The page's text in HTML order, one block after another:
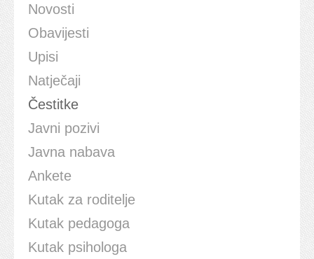
Novosti
Obavijesti
Upisi
Natječaji
Čestitke
Javni pozivi
Javna nabava
Ankete
Kutak za roditelje
Kutak pedagoga
Kutak psihologa